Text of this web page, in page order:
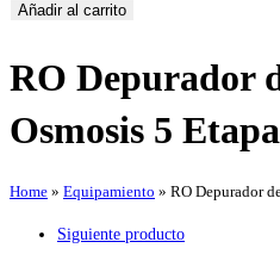
Añadir al carrito
RO Depurador
Osmosis 5
Home » Equipamiento » RO Depurador
Siguiente producto